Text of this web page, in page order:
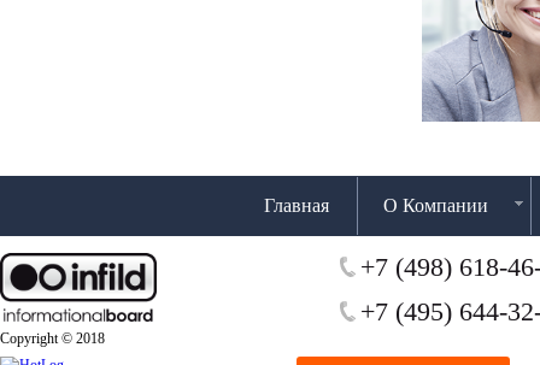
Главная О Компании
Copyright © 2018
+7 (498) 618-
+7 (495) 644-